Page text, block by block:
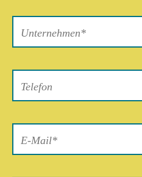
lasse
dieses
Feld
leer.